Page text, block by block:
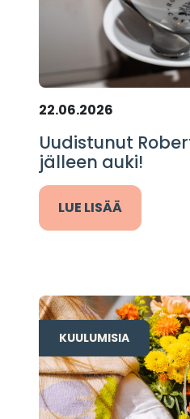
22.06.2026
Uudistunut
jälleen auki!
LUE LISÄÄ
KUULUMISIA